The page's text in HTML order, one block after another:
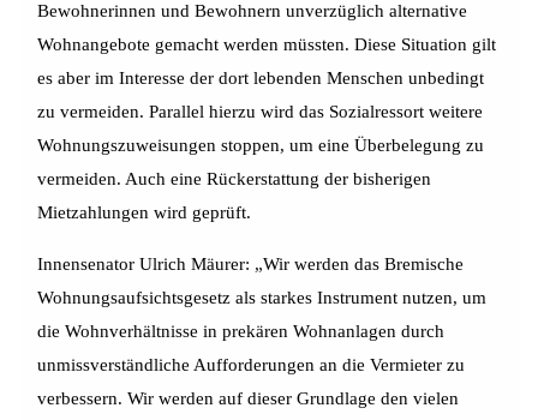
Bewohnerinnen und Bewohnern unverzüglich alternative
Wohnangebote gemacht werden müssten. Diese Situation gilt
es aber im Interesse der dort lebenden Menschen unbedingt
zu vermeiden. Parallel hierzu wird das Sozialressort weitere
Wohnungszuweisungen stoppen, um eine Überbelegung zu
vermeiden. Auch eine Rückerstattung der bisherigen
Mietzahlungen wird geprüft.
Innensenator Ulrich Mäurer: „Wir werden das Bremische
Wohnungsaufsichtsgesetz als starkes Instrument nutzen, um
die Wohnverhältnisse in prekären Wohnanlagen durch
unmissverständliche Aufforderungen an die Vermieter zu
verbessern. Wir werden auf dieser Grundlage den vielen